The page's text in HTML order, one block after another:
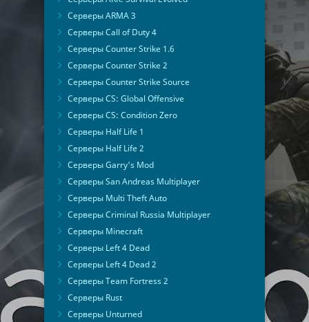
Серверы ARMA 3
Серверы Call of Duty 4
Серверы Counter Strike 1.6
Серверы Counter Strike 2
Серверы Counter Strike Source
Серверы CS: Global Offensive
Серверы CS: Condition Zero
Серверы Half Life 1
Серверы Half Life 2
Серверы Garry's Mod
Серверы San Andreas Multiplayer
Серверы Multi Theft Auto
Серверы Criminal Russia Multiplayer
Серверы Minecraft
Серверы Left 4 Dead
Серверы Left 4 Dead 2
Серверы Team Fortress 2
Серверы Rust
Серверы Unturned